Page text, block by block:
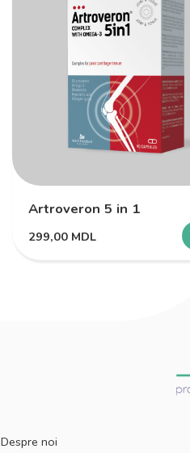
Artroveron 5 in 1
299,00 MDL
Despre noi